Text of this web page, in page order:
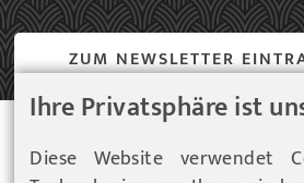
Ihre Privatsphäre ist
Diese Website verwendet
ZUM NEWSLETTER
© 2026 Gemeinde Fohnsdorf |
Hinweise|